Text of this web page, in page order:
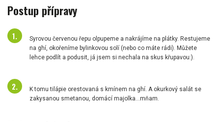
Postup přípravy
Syrovou červenou řepu olpupeme a nakrájíme na plátky. Restujeme
na ghí, okořeníme bylinkovou solí (nebo co máte rádi). Můžete
lehce podlít a podusit, já jsem si nechala na skus křupavou:).
K tomu tilápie orestovaná s kmínem na ghí. A okurkový salát se
zakysanou smetanou, domácí majolka...mňam.